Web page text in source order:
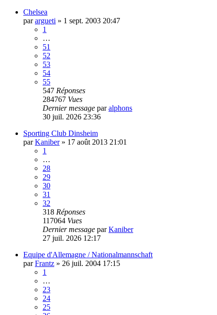
Chelsea
parargueti » 1 sept. 2003 20:47
1
…
51
52
53
54
55
547 Réponses
284767 Vues
Dernier message paralphons
30 juil. 2026 23:36
Sporting Club Dinsheim
parKaniber» 17 août 2013 21:01
1
…
28
29
30
31
32
318 Réponses
117064 Vues
Dernier message parKaniber
27 juil. 2026 12:17
Equipe d'Allemagne / Nationalmannschaft
parFrantz » 26 juil. 2004 17:15
1
…
23
24
25